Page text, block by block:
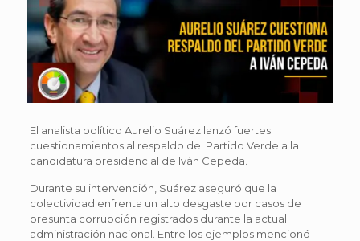
El analista político Aurelio Suárez lanzó fuertes
cuestionamientos al respaldo del Partido Verde a la
candidatura presidencial de Iván Cepeda.
Durante su intervención, Suárez aseguró que la
colectividad enfrenta un alto desgaste por casos de
presunta corrupción registrados durante la actual
administración nacional. Entre los ejemplos mencionó